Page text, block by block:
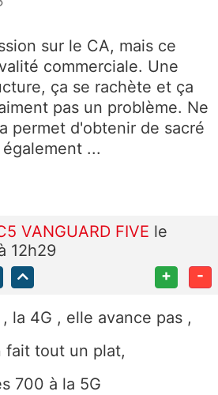
sur le CA, mais ce
commerciale. Une
ça se rachète et ça
pas un problème. Ne
permet d'obtenir de sacré
...
VANGUARD FIVE le
12h29
+ -
la 4G , elle avance pas ,
fait tout un plat,
700 à la 5G